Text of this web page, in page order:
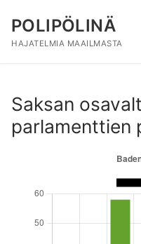
sisältöön
POLIPÖLINÄ
HAJATELMIA MAAILMASTA
Saksan
parlamenttien